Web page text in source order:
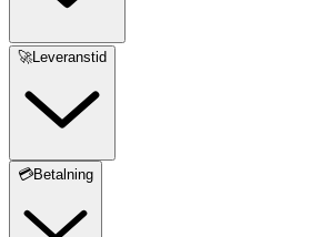
🚀Leveranstid
💳Betalning